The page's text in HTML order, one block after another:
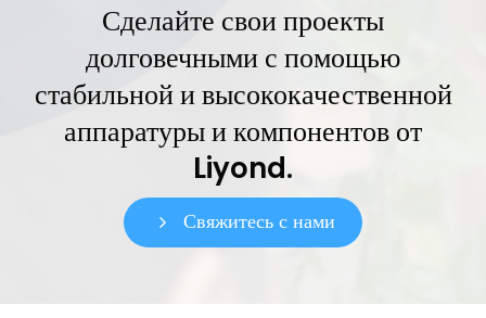
Сделайте свои проекты
долговечными с помощью
стабильной и высококачественной
аппаратуры и компонентов от
Liyond.
Свяжитесь с нами